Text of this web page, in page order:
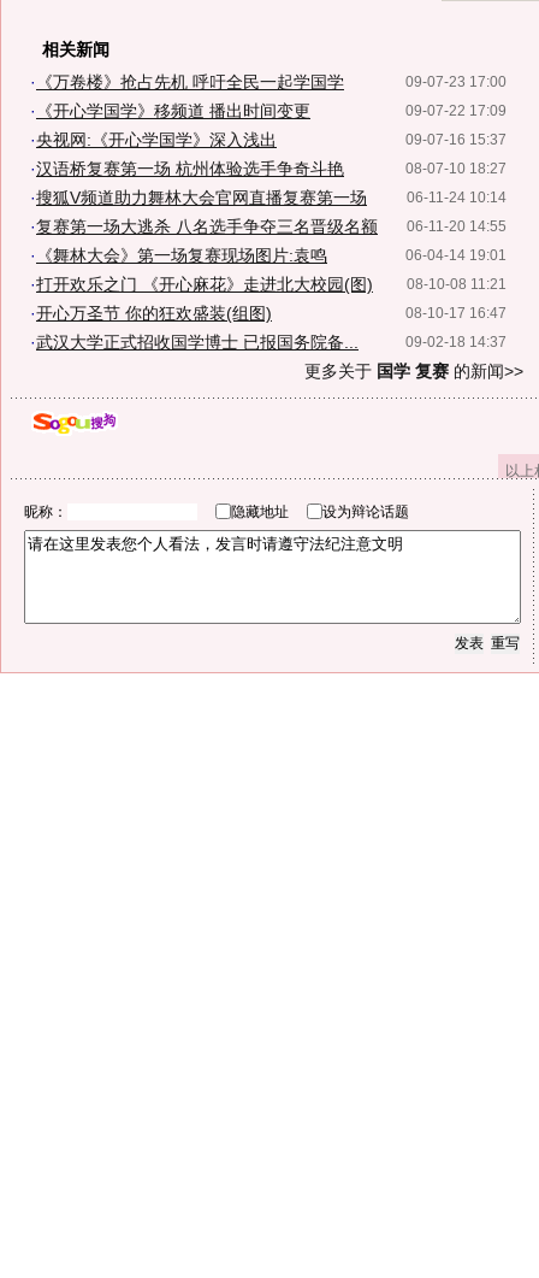
相关新闻
09-07-23 17:00
· 《万卷楼》抢占先机 呼吁全民一起学国学
09-07-22 17:09
· 《开心学国学》移频道 播出时间变更
09-07-16 15:37
·央视网:《开心学国学》深入浅出
08-07-10 18:27
·汉语桥复赛第一场 杭州体验选手争奇斗艳
06-11-24 10:14
·搜狐V频道助力舞林大会官网直播复赛第一场
06-11-20 14:55
·复赛第一场大逃杀 八名选手争夺三名晋级名额
06-04-14 19:01
· 《舞林大会》第一场复赛现场图片:袁鸣
08-10-08 11:21
·打开欢乐之门 《开心麻花》走进北大校园(图)
08-10-17 16:47
·开心万圣节 你的狂欢盛装(组图)
09-02-18 14:37
·武汉大学正式招收国学博士 已报国务院备...
更多关于 国学 复赛 的新闻>>
以
昵称： 隐藏地址 设为辩论话题